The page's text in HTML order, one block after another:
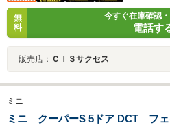
無
料
今すぐ在庫確認
電話す
販売店： ＣＩＳサクセス
ミニ
ミニ クーパーS 5ドア DCT フェ